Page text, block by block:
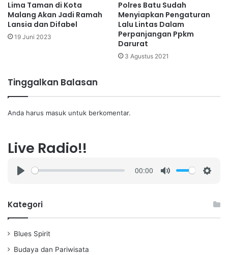
Lima Taman di Kota
Malang Akan Jadi Ramah
Lansia dan Difabel
19 Juni 2023
Polres Batu Sudah
Menyiapkan Pengaturan
Lalu Lintas Dalam
Perpanjangan Ppkm
Darurat
3 Agustus 2021
Tinggalkan Balasan
Anda harus masuk untuk berkomentar.
Live Radio!!
a
00:00
Kategori
Blues Spirit
Budaya dan Pariwisata